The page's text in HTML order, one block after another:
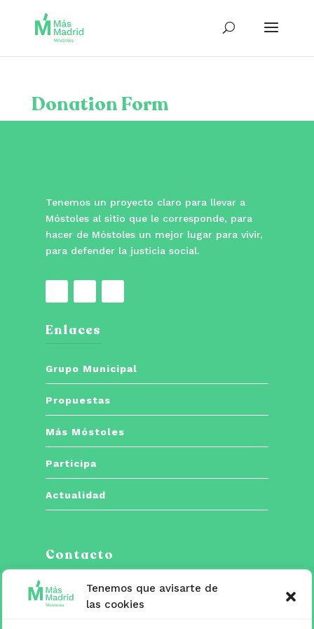
Tenemos que avisarte de
las cookies
Donation Form
Tenemos un proyecto claro para llevar a
Móstoles al sitio que le corresponde, para
hacer de Móstoles un mejor lugar para vivir,
para defender la justicia social.
Enlaces
Grupo Municipal
Propuestas
Más Móstoles
Participa
Actualidad
Contacto
 C/ Españoleto, 5 posterior. 28933